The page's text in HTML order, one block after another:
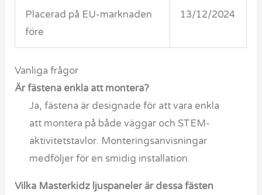
Placerad på EU-marknaden
före
13/12/2024
Vanliga frågor
Är fästena enkla att montera?
Ja, fästena är designade för att vara enkla
att montera på både väggar och STEM-
aktivitetstavlor. Monteringsanvisningar
medföljer för en smidig installation.
Vilka Masterkidz ljuspaneler är dessa fästen